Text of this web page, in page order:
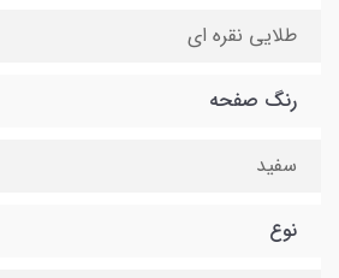
طلایی نقره ای
رنگ صفحه
سفید
نوع